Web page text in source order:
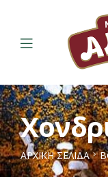
ΑΡΧΙΚΉ ΣΕΛΊΔΑ